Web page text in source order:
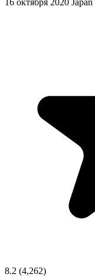
16 октября 2020 Japan
8.2 (4,262)